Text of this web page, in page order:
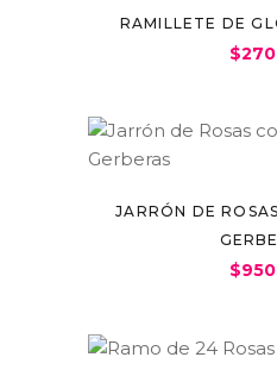
RAMILLETE DE
$
JARRÓN DE
$